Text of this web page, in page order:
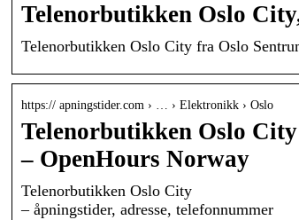
Telenorbutikken Oslo
Telenorbutikken Oslo City fra Oslo
https:// apningstider.com › … › Elektronikk › Oslo
Telenorbutikken Oslo City
– OpenHours Norway
Telenorbutikken Oslo City
– åpningstider, adresse, telefonnummer